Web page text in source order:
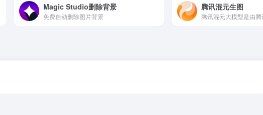
Magic Studio删除背景
免费自动删除图片背景
腾讯混元生图